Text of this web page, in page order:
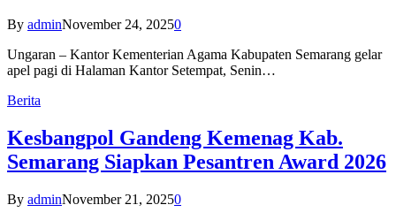
By adminNovember 24, 20250
Ungaran – Kantor Kementerian Agama Kabupaten Semarang gelar
apel pagi di Halaman Kantor Setempat, Senin…
Berita
Kesbangpol Gandeng Kemenag Kab.
Semarang Siapkan Pesantren Award 2026
By adminNovember 21, 20250